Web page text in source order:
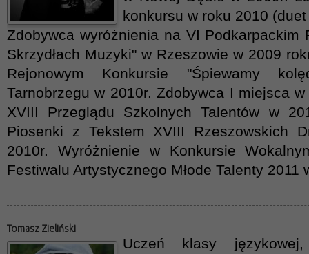
konkursu w roku 2010
Zdobywca wyróżnienia na VI Podkarpackim
Skrzydłach Muzyki" w Rzeszowie w 2009
Rejonowym Konkursie "Śpiewamy
Tarnobrzegu w 2010r. Zdobywca I miejsca
XVIII Przeglądu Szkolnych Talentów w
Piosenki z Tekstem XVIII Rzeszowskich
2010r. Wyróżnienie w Konkursie
Festiwalu Artystycznego Młode Talenty 2011
Tomasz Zieliński
Uczeń klasy